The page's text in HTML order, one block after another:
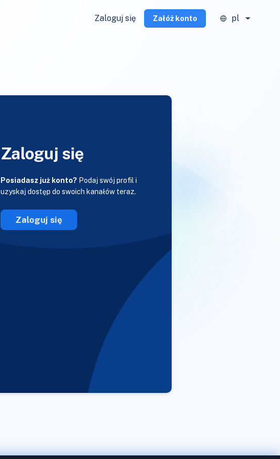
Zaloguj się Załóż konto pl
Zaloguj się
Posiadasz już konto? Podaj swój profil i
uzyskaj dostęp do swoich kanałów teraz.
Zaloguj się